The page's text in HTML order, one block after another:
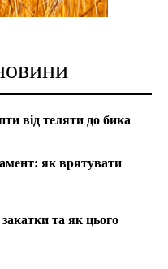
від теляти до бика
як врятувати
та як цього